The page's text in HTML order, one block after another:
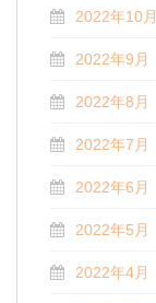
2022年10月
2022年9月
2022年8月
2022年7月
2022年6月
2022年5月
2022年4月